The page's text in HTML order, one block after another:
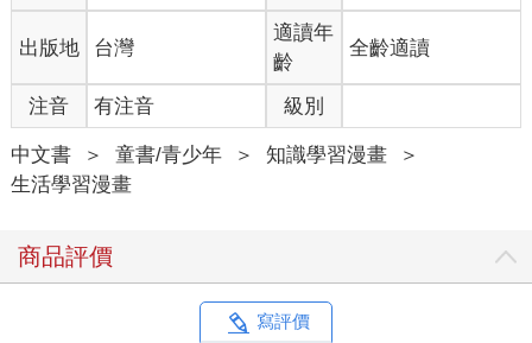
出版地 台灣
適讀年
齡
全齡適讀
注音 有注音 級別
中文書 ＞ 童書/青少年 ＞ 知識學習漫畫
＞
生活學習漫畫
商品評價
寫評價